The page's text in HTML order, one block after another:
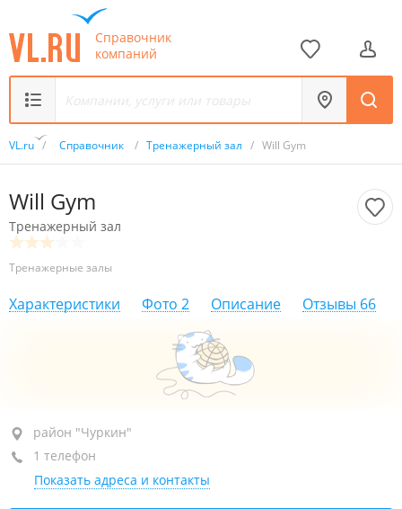
Справочник
компаний
VL.ru / Справочник / Тренажерный зал / Will Gym
Will Gym
Тренажерный зал
Тренажерные залы
Характеристики Фото 2 Описание Отзывы 66
район "Чуркин", ул. Калинина, 49Б
1-й этаж
+7 902 485-43-59
район "Чуркин"
1 телефон
Показать адреса и контакты